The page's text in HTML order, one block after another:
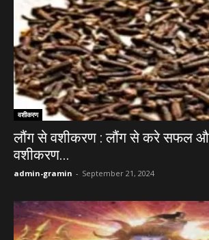
वशीकरण
लौंग से वशीकरण : लौंग से करे सफल
वशीकरण...
admin-gramin - September 21, 2024